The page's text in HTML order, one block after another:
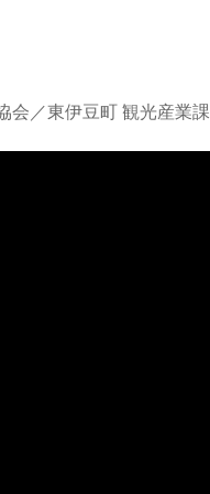
会／東伊豆町 観光産業課